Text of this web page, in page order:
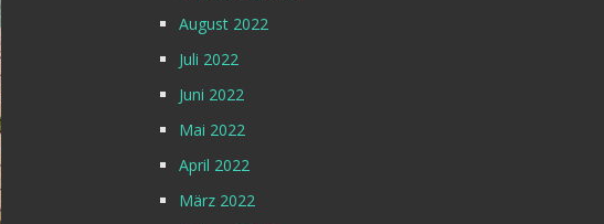
August 2022
Juli 2022
Juni 2022
Mai 2022
April 2022
März 2022